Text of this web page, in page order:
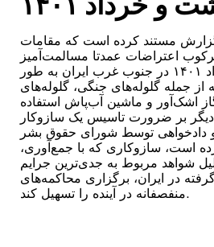
گزارش مستند کرده است که مقامات
اعتراضات عمدتا مسالمت‌آمیز
اردیبهشت و خرداد ۱۴۰۱ در جنوب غرب ایران به طور
از جمله گلوله‌های جنگی، گلوله‌های
اشک‌آور و ماشین آب‌پاش استفاده
دیگر بر ضرورت تاسیس یک سازوکار
دادخواهی توسط شورای حقوق بشر
است، سازوکاری که با جمع‌آوری،
شواهد مربوط به جدی‌ترین جرایم
در ایران، برگزاری محاکمه‌های
منفصفانه‌ در آینده را تسهیل کند.